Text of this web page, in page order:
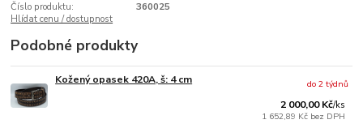
Číslo produktu:
360025
Hlídat cenu / dostupnost
Podobné produkty
Kožený opasek 420A, š: 4 cm
2 000,00 Kč/ks
1 652,89 Kč bez DPH
do 2 týdnů